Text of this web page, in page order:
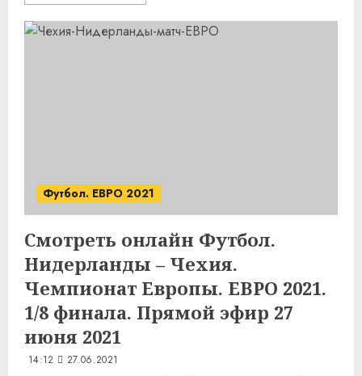
Футбол. ЕВРО 2021
Смотреть онлайн Футбол.
Нидерланды – Чехия.
Чемпионат Европы. ЕВРО 2021.
1/8 финала. Прямой эфир 27
июня 2021
14:12 27.06.2021